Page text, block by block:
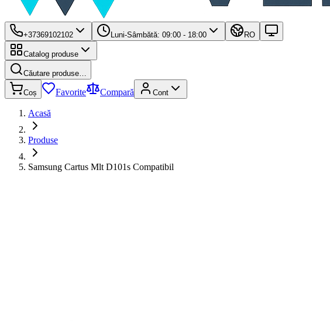
+37369102102 Luni-Sâmbătă: 09:00 - 18:00 RO
Catalog produse
Căutare produse…
Coș Favorite Compară Cont
Acasă
Produse
Samsung Cartus Mlt D101s Compatibil